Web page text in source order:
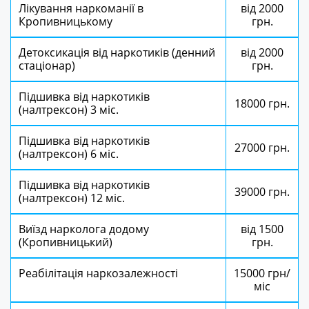
Лікування наркоманії в
Кропивницькому
від 2000
грн.
Детоксикація від наркотиків (денний
стаціонар)
від 2000
грн.
Підшивка від наркотиків
(налтрексон) 3 міс.
18000 грн.
Підшивка від наркотиків
(налтрексон) 6 міс.
27000 грн.
Підшивка від наркотиків
(налтрексон) 12 міс.
39000 грн.
Виїзд нарколога додому
(Кропивницький)
від 1500
грн.
Реабілітація наркозалежності
15000 грн/
міс